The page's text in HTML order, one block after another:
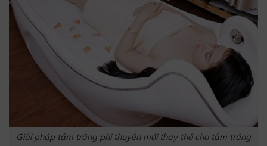
Giải pháp tắm trắng phi thuyền mới thay thế cho tắm trắng